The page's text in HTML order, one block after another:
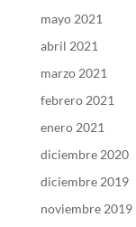
mayo 2021
abril 2021
marzo 2021
febrero 2021
enero 2021
diciembre 2020
diciembre 2019
noviembre 2019